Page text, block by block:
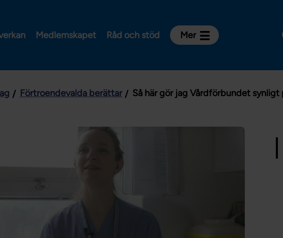
Medlemskapet Råd och stöd Mer
Om Vårdförbundet
Aktiviteter och utbildningar
För dig som är:
Sjuksköterska
Röntgensjuksköterska
Förtroendevald
Förtroendevalda berättar Så här gör jag Vårdförbundet synligt